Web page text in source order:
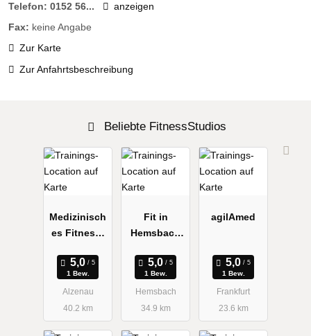
Telefon: 0152 56...
anzeigen
Fax: keine Angabe
Zur Karte
Zur Anfahrtsbeschreibung
Beliebte FitnessStudios
Medizinisch
es Fitness-
Roland
1 Bew.
Alzenau
40.2 km
Fit in
Hemsbach
1 Bew.
Hemsbach
34.9 km
agilAmed
1 Bew.
Frankfurt
23.6 km